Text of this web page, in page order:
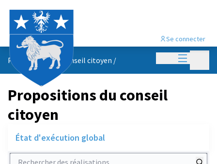
Menu
Se connecter
Propositions du conseil citoyen /
Propositions du conseil
citoyen
État d'exécution global
Rechercher des réalisations